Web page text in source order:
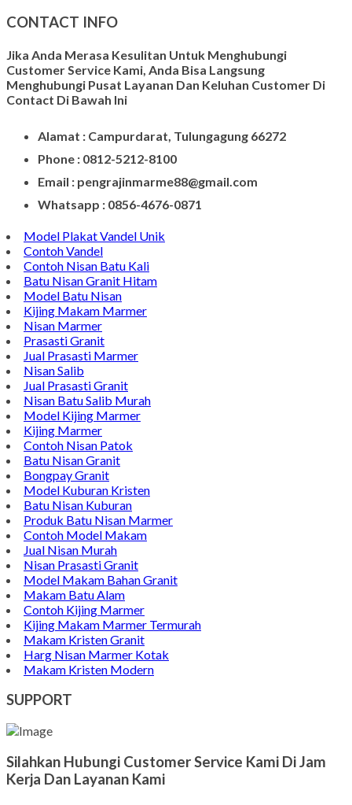
CONTACT INFO
Jika Anda Merasa Kesulitan Untuk Menghubungi
Customer Service Kami, Anda Bisa Langsung
Menghubungi Pusat Layanan Dan Keluhan Customer Di
Contact Di Bawah Ini
Alamat : Campurdarat, Tulungagung 66272
Phone : 0812-5212-8100
Email : pengrajinmarme88@gmail.com
Whatsapp : 0856-4676-0871
Model Plakat Vandel Unik
Contoh Vandel
Contoh Nisan Batu Kali
Batu Nisan Granit Hitam
Model Batu Nisan
Kijing Makam Marmer
Nisan Marmer
Prasasti Granit
Jual Prasasti Marmer
Nisan Salib
Jual Prasasti Granit
Nisan Batu Salib Murah
Model Kijing Marmer
Kijing Marmer
Contoh Nisan Patok
Batu Nisan Granit
Bongpay Granit
Model Kuburan Kristen
Batu Nisan Kuburan
Produk Batu Nisan Marmer
Contoh Model Makam
Jual Nisan Murah
Nisan Prasasti Granit
Model Makam Bahan Granit
Makam Batu Alam
Contoh Kijing Marmer
Kijing Makam Marmer Termurah
Makam Kristen Granit
Harg Nisan Marmer Kotak
Makam Kristen Modern
SUPPORT
Silahkan Hubungi Customer Service Kami Di Jam
Kerja Dan Layanan Kami